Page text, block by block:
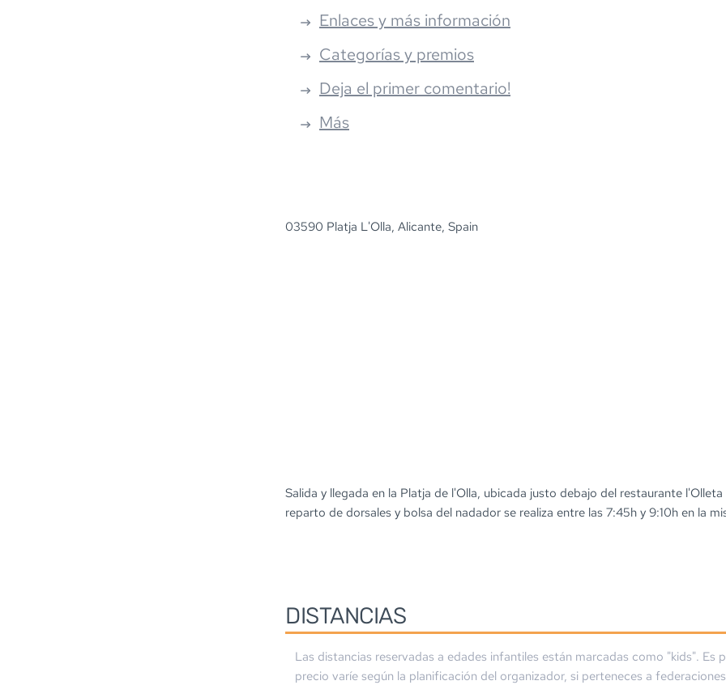
Enlaces y más información
Categorías y premios
Deja el primer comentario!
Más
03590 Platja L'Olla, Alicante, Spain
Salida y llegada en la Platja de l'Olla, ubicada justo debajo del restaurante l'Olleta
reparto de dorsales y bolsa del nadador se realiza entre las 7:45h y 9:10h en la
DISTANCIAS
Las distancias reservadas a edades infantiles están marcadas como "kids". Es
precio varíe según la planificación del organizador, si perteneces a